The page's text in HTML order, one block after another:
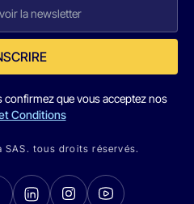
que vous acceptez nos
Conditions
tous droits réservés.